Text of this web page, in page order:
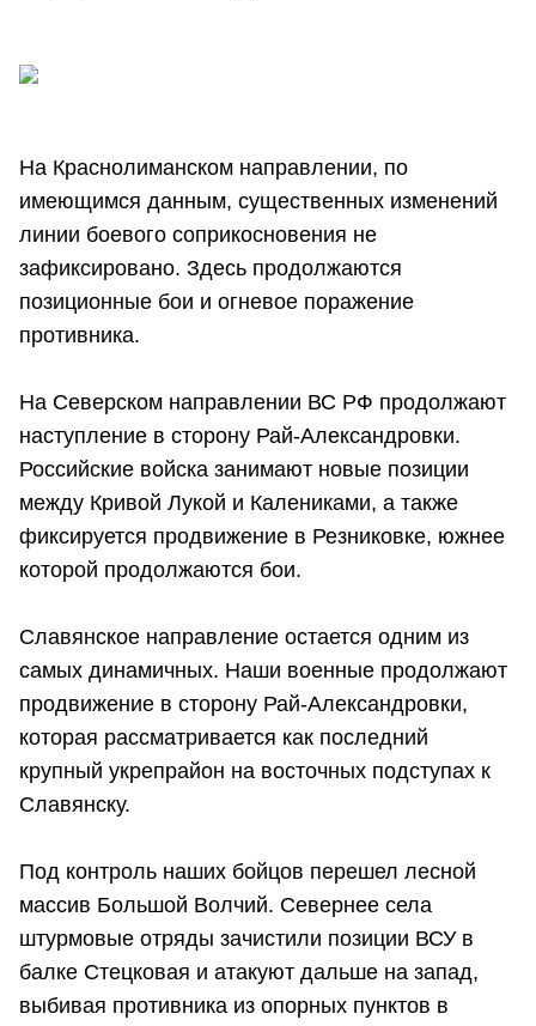
На Краснолиманском направлении, по
имеющимся данным, существенных изменений
линии боевого соприкосновения не
зафиксировано. Здесь продолжаются
позиционные бои и огневое поражение
противника.
На Северском направлении ВС РФ продолжают
наступление в сторону Рай-Александровки.
Российские войска занимают новые позиции
между Кривой Лукой и Калениками, а также
фиксируется продвижение в Резниковке, южнее
которой продолжаются бои.
Славянское направление остается одним из
самых динамичных. Наши военные продолжают
продвижение в сторону Рай-Александровки,
которая рассматривается как последний
крупный укрепрайон на восточных подступах к
Славянску.
Под контроль наших бойцов перешел лесной
массив Большой Волчий. Севернее села
штурмовые отряды зачистили позиции ВСУ в
балке Стецковая и атакуют дальше на запад,
выбивая противника из опорных пунктов в